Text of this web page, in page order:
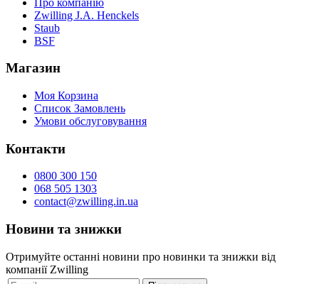
Zwilling J.A. Henckels
Staub
BSF
Магазин
Моя Корзина
Список Замовлень
Умови обслуговування
Контакти
0800 300 150
068 505 1303
contact@zwilling.in.ua
Новини та знижки
Отримуйте останні новини про новинки та знижки від
компанії Zwilling